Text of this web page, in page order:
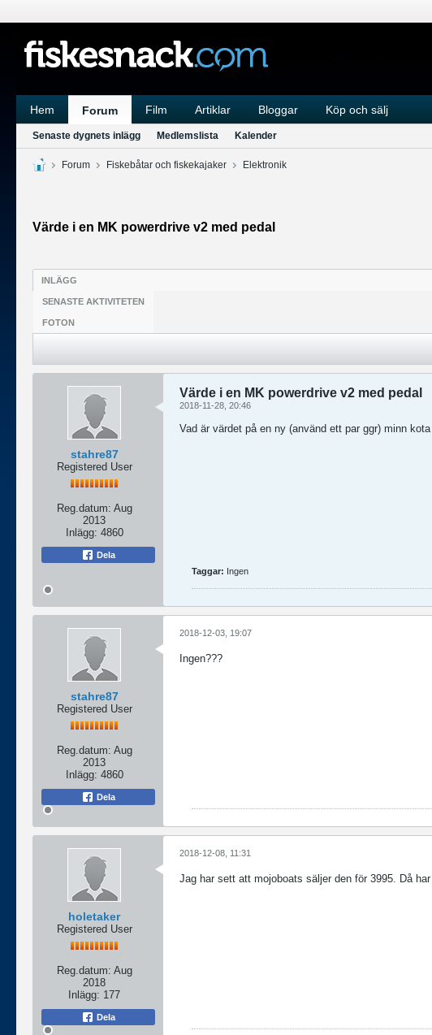
Hem Forum Film Artiklar Bloggar Köp och sälj
Senaste dygnets inlägg Medlemslista Kalender
Forum Fiskebåtar och fiskekajaker Elektronik
Värde i en MK powerdrive v2 med pedal
INLÄGG
SENASTE AKTIVITETEN
FOTON
stahre87
Registered User
Reg.datum: Aug
2013
Inlägg: 4860
Dela
Värde i en MK powerdrive v2 med pedal
2018-11-28, 20:46
Vad är värdet på en ny (använd ett par ggr) minn
Taggar: Ingen
stahre87
Registered User
Reg.datum: Aug
2013
Inlägg: 4860
Dela
2018-12-03, 19:07
Ingen???
holetaker
Registered User
Reg.datum: Aug
2018
Inlägg: 177
Dela
2018-12-08, 11:31
Jag har sett att mojoboats säljer den för 3995. Då